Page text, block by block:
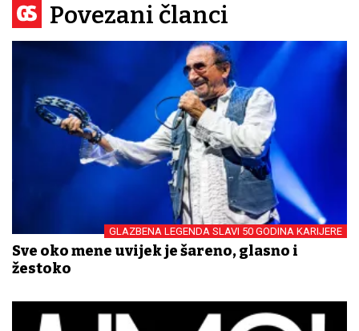
Povezani članci
GLAZBENA LEGENDA SLAVI 50 GODINA KARIJERE
Sve oko mene uvijek je šareno, glasno i
žestoko